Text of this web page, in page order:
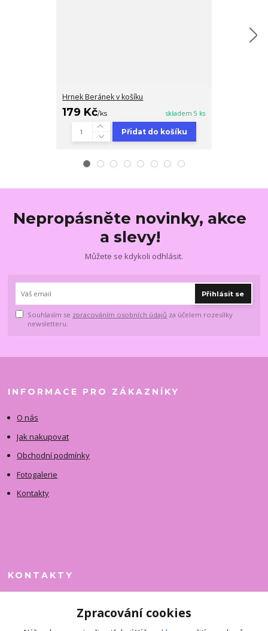
Hrnek Beránek v košíku
179 Kč/ks skladem 5 ks
Přidat do košíku
Nepropásněte novinky, akce
a slevy!
Můžete se kdykoli odhlásit.
Přihlásit se
Souhlasím se zpracováním osobních údajů za účelem rozesílky
newsletteru.
INFORMACE PRO ZÁKAZNÍKY
O nás
Jak nakupovat
Obchodní podmínky
Fotogalerie
Kontakty
KONTAKTY
+420 731 390 323Zpracování cookies